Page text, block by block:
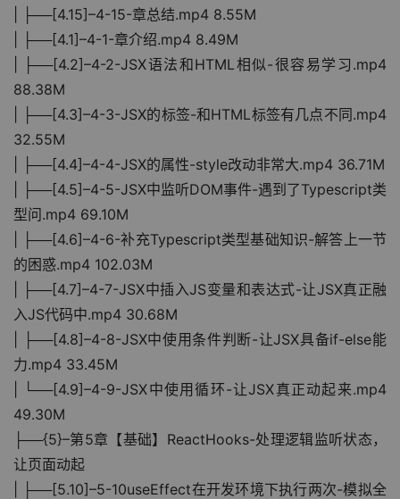
| ├──[4.15]–4-15-章总结.mp4 8.55M
| ├──[4.1]–4-1-章介绍.mp4 8.49M
| ├──[4.2]–4-2-JSX语法和HTML相似-很容易学习.mp4
88.38M
| ├──[4.3]–4-3-JSX的标签-和HTML标签有几点不同.mp4
32.55M
| ├──[4.4]–4-4-JSX的属性-style改动非常大.mp4 36.71M
| ├──[4.5]–4-5-JSX中监听DOM事件-遇到了Typescript类
型问.mp4 69.10M
| ├──[4.6]–4-6-补充Typescript类型基础知识-解答上一节
的困惑.mp4 102.03M
| ├──[4.7]–4-7-JSX中插入JS变量和表达式-让JSX真正融
入JS代码中.mp4 30.68M
| ├──[4.8]–4-8-JSX中使用条件判断-让JSX具备if-else能
力.mp4 33.45M
| └──[4.9]–4-9-JSX中使用循环-让JSX真正动起来.mp4
49.30M
├──{5}–第5章【基础】ReactHooks-处理逻辑监听状态，
让页面动起
| ├──[5.10]–5-10useEffect在开发环境下执行两次-模拟全